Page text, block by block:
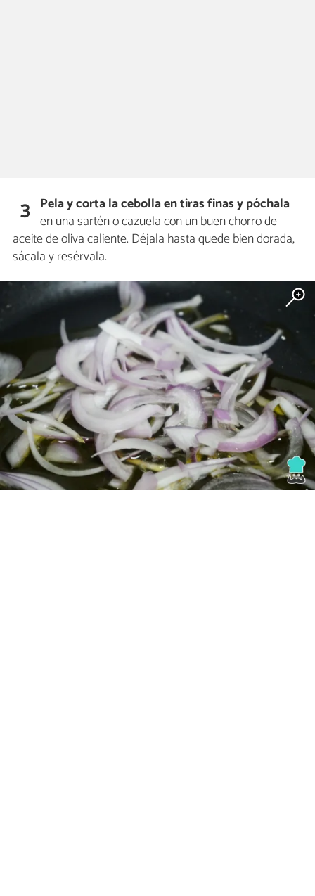
3 Pela y corta la cebolla en tiras finas y póchala
en una sartén o cazuela con un buen chorro de
aceite de oliva caliente. Déjala hasta quede bien dorada,
sácala y resérvala.